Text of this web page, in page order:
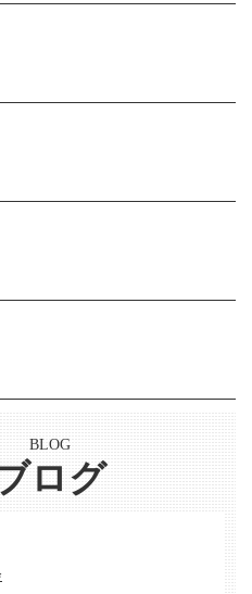
BLOG
ログ